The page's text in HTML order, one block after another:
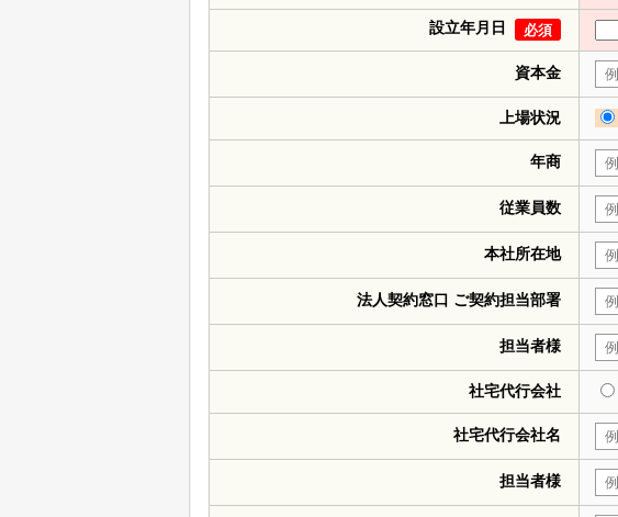
設立年月日 必須
資本金
上場状況
年商
従業員数
本社所在地
法人契約窓口 ご契約担当部署
担当者様
社宅代行会社
社宅代行会社名
担当者様